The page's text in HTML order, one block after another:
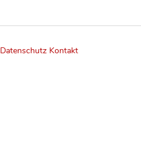
Datenschutz Kontakt